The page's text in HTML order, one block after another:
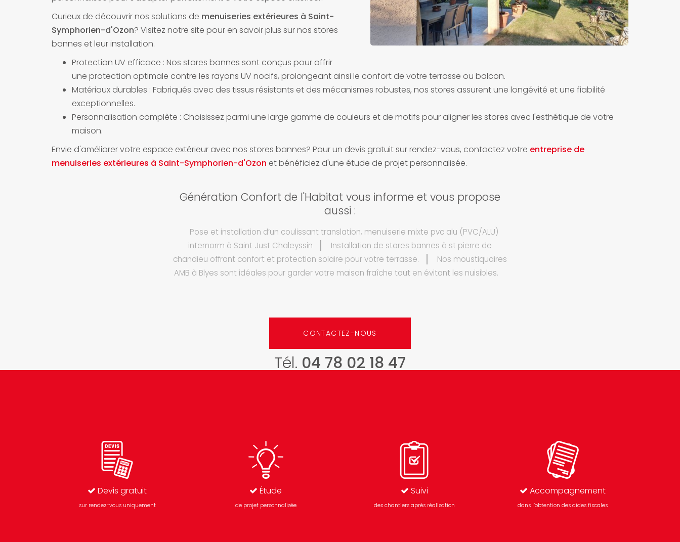
Curieux de découvrir nos solutions de menuiseries extérieures à Saint-
Symphorien-d'Ozon? Visitez notre site pour en savoir plus sur nos stores
bannes et leur installation.
Protection UV efficace : Nos stores bannes sont conçus pour offrir
une protection optimale contre les rayons UV nocifs, prolongeant ainsi le confort de votre terrasse ou balcon.
Matériaux durables : Fabriqués avec des tissus résistants et des mécanismes robustes, nos stores assurent une longévité et une fiabilité
exceptionnelles.
Personnalisation complète : Choisissez parmi une large gamme de couleurs et de motifs pour aligner les stores avec l'esthétique de votre
maison.
Envie d'améliorer votre espace extérieur avec nos stores bannes? Pour un devis gratuit sur rendez-vous, contactez votre entreprise de
menuiseries extérieures à Saint-Symphorien-d'Ozon et bénéficiez d'une étude de projet personnalisée.
Génération Confort de l'Habitat vous informe et vous propose
aussi :
Pose et installation d’un coulissant translation, menuiserie mixte pvc alu (PVC/ALU)
internorm à Saint Just Chaleyssin
Installation de stores bannes à st pierre de
chandieu offrant confort et protection solaire pour votre terrasse.
Nos moustiquaires
AMB à Blyes sont idéales pour garder votre maison fraîche tout en évitant les nuisibles.
CONTACTEZ-NOUS
Tél. 04 78 02 18 47
Devis gratuit
sur rendez-vous uniquement
Étude
de projet personnalisée
Suivi
des chantiers après réalisation
Accompagnement
dans l’obtention des aides fiscales